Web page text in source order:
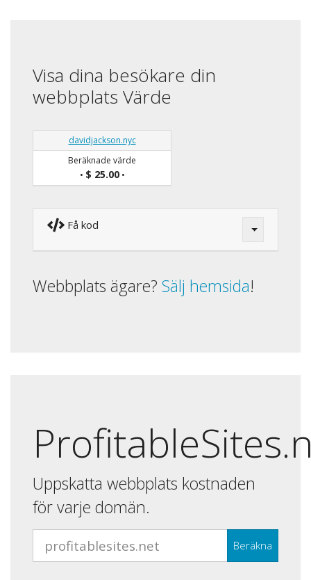
Visa dina besökare din
webbplats Värde
davidjackson.nyc
Beräknade värde
• $ 25.00•
Få kod
Webbplats ägare? Sälj hemsida!
Uppskatta webbplats kostnaden
för varje domän.
Beräkna